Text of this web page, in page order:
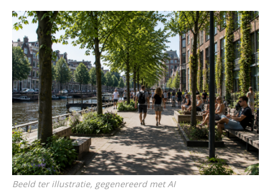
Beeld ter illustratie, gegenereerd met AI